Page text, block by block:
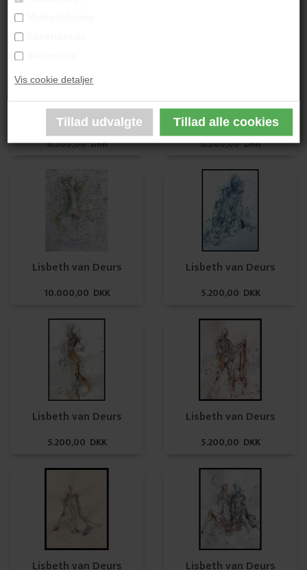
Vis cookie detaljer
Lisbeth van Deurs
6.500,00 DKK
Lisbeth van Deurs
6.500,00 DKK
Lisbeth van Deurs
10.000,00 DKK
Lisbeth van Deurs
5.200,00 DKK
Lisbeth van Deurs
5.200,00 DKK
Lisbeth van Deurs
5.200,00 DKK
Lisbeth van Deurs Lisbeth van Deurs